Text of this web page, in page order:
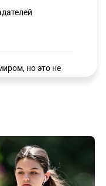
но это не
меняют наше
о